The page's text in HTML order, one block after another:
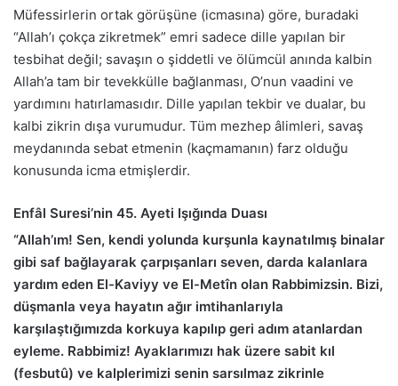
Müfessirlerin ortak görüşüne (icmasına) göre, buradaki
“Allah’ı çokça zikretmek” emri sadece dille yapılan bir
tesbihat değil; savaşın o şiddetli ve ölümcül anında kalbin
Allah’a tam bir tevekkülle bağlanması, O’nun vaadini ve
yardımını hatırlamasıdır. Dille yapılan tekbir ve dualar, bu
kalbi zikrin dışa vurumudur. Tüm mezhep âlimleri, savaş
meydanında sebat etmenin (kaçmamanın) farz olduğu
konusunda icma etmişlerdir.
Enfâl Suresi’nin 45. Ayeti Işığında Duası
“Allah’ım! Sen, kendi yolunda kurşunla kaynatılmış binalar
gibi saf bağlayarak çarpışanları seven, darda kalanlara
yardım eden El-Kaviyy ve El-Metîn olan Rabbimizsin. Bizi,
düşmanla veya hayatın ağır imtihanlarıyla
karşılaştığımızda korkuya kapılıp geri adım atanlardan
eyleme. Rabbimiz! Ayaklarımızı hak üzere sabit kıl
(fesbutû) ve kalplerimizi senin sarsılmaz zikrinle